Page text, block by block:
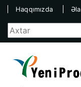
Haqqımızda